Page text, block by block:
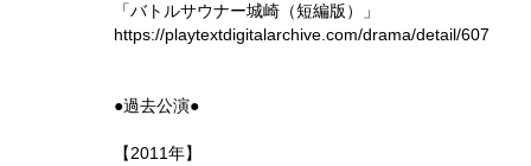
「バトルサウナー城崎（短編版）」
https://playtextdigitalarchive.com/drama/detail/607
●過去公演●
【2011年】